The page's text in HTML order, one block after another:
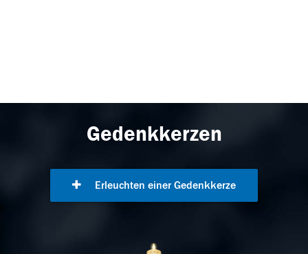
Gedenkkerzen
Erleuchten einer Gedenkkerze